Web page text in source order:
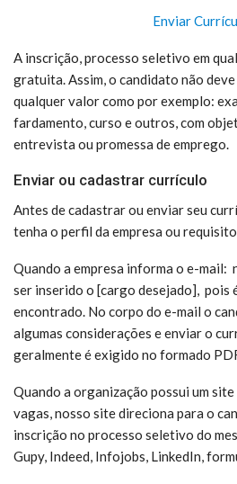
Enviar
A inscrição, processo seletivo em
gratuita. Assim, o candidato não
qualquer valor como por exemplo:
fardamento, curso e outros, com
entrevista ou promessa de emprego.
Enviar ou cadastrar currículo
Antes de cadastrar ou enviar seu
tenha o perfil da empresa ou
Quando a empresa informa o e-mail:
ser inserido o [cargo desejado], pois
encontrado. No corpo do e-mail o
algumas considerações e enviar o
geralmente é exigido no formado
Quando a organização possui um
vagas, nosso site direciona para o
inscrição no processo seletivo do
Gupy, Indeed, Infojobs, LinkedIn,